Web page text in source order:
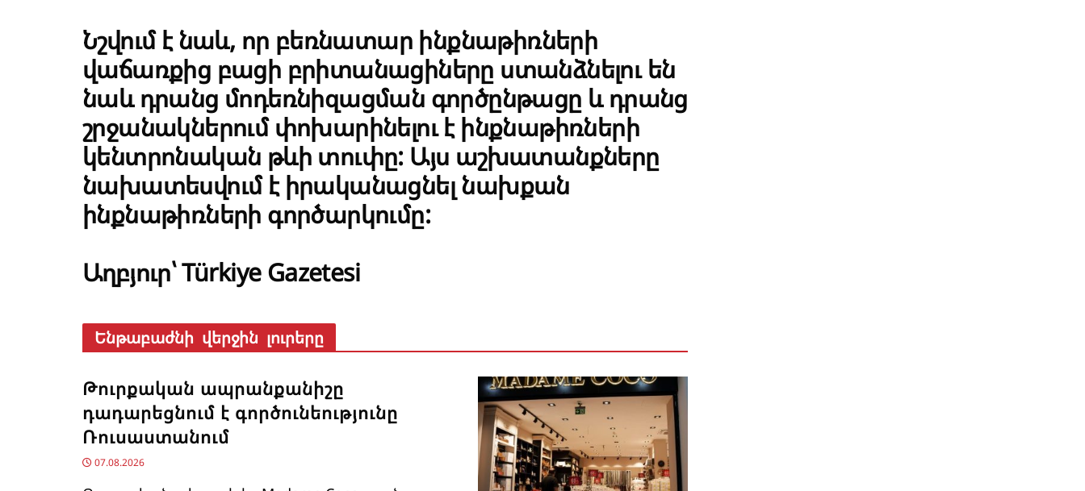
Նշվում է նաև, որ բեռնատար ինքնաթիռների
վաճառքից բացի բրիտանացիները ստանձնելու են
նաև դրանց մոդեռնիզացման գործընթացը և դրանց
շրջանակներում փոխարինելու է ինքնաթիռների
կենտրոնական թևի տուփը: Այս աշխատանքները
նախատեսվում է իրականացնել նախքան
ինքնաթիռների գործարկումը:
Աղբյուր՝ Türkiye Gazetesi
Ենթաբաժնի վերջին լուրերը
Թուրքական ապրանքանիշը
դադարեցնում է գործունեությունը
Ռուսաստանում
07.08.2026